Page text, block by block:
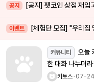
공지 [공지] 펫코인 상점 재입
이벤트 [체험단 모집] "우리집
커뮤니티
한 대화 나누더
카토스ㆍ07-24